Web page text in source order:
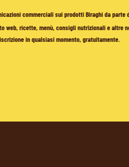
commerciali sui prodotti Biraghi da parte
ricette, menù, consigli nutrizionali e altre
in qualsiasi momento, gratuitamente.